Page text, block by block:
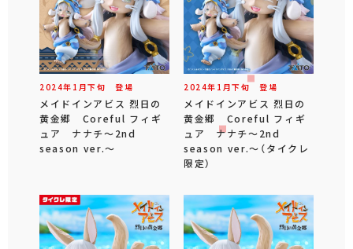
2024年 1 月下旬 登場
メイドインアビス 烈日の
黄金郷 Coreful フィギ
ュア ナナチ～2nd
season ver.～
2024年 1 月下旬登場
メイドインアビス 烈日の
黄金郷 Coreful フィギ
ュア ナナチ～2nd
season ver.～（タイクレ
限定）